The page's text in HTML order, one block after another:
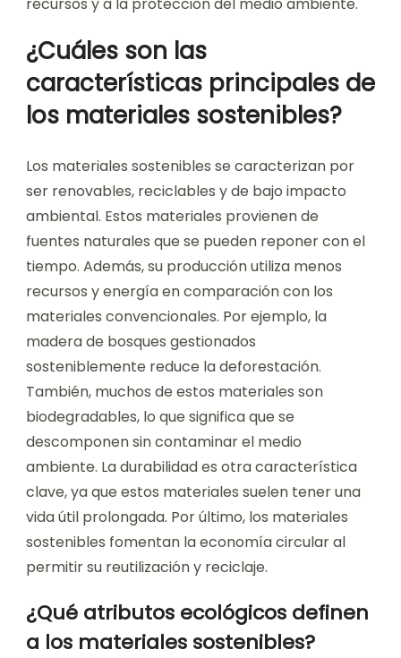
recursos y a la protección del medio ambiente.
¿Cuáles son las
características principales de
los materiales sostenibles?
Los materiales sostenibles se caracterizan por
ser renovables, reciclables y de bajo impacto
ambiental. Estos materiales provienen de
fuentes naturales que se pueden reponer con el
tiempo. Además, su producción utiliza menos
recursos y energía en comparación con los
materiales convencionales. Por ejemplo, la
madera de bosques gestionados
sosteniblemente reduce la deforestación.
También, muchos de estos materiales son
biodegradables, lo que significa que se
descomponen sin contaminar el medio
ambiente. La durabilidad es otra característica
clave, ya que estos materiales suelen tener una
vida útil prolongada. Por último, los materiales
sostenibles fomentan la economía circular al
permitir su reutilización y reciclaje.
¿Qué atributos ecológicos definen
a los materiales sostenibles?